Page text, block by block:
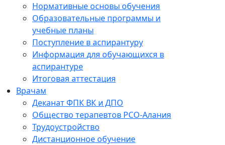
Нормативные основы обучения
Образовательные программы и
учебные планы
Поступление в аспирантуру
Информация для обучающихся в
аспирантуре
Итоговая аттестация
Врачам
Деканат ФПК ВК и ДПО
Общество терапевтов РСО-Алания
Трудоустройство
Дистанционное обучение